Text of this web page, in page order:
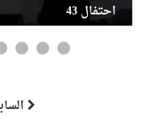
احتفال 43